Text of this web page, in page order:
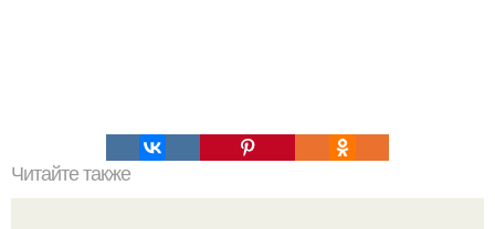
Читайте также